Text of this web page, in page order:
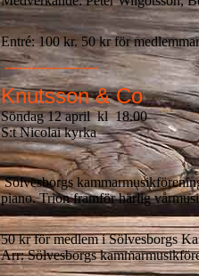
Entré: 100 kr. 50 kr för
---------------------
Knutsson & Co
Söndag 12 april kl 18.00
S:t Nicolai kyrka
Sölvesborgs
piano. Trion framför härlig
50 kr för medlem i Sölvesborgs
Arr: Sölvesborgs